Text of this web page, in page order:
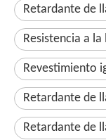
Retardante de
Resistencia a la
Revestimiento
Retardante de
Retardante de